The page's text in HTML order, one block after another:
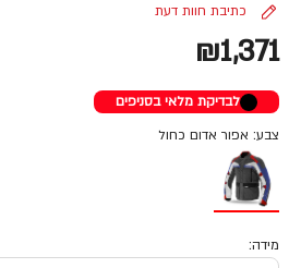
כתיבת חוות דעת
₪1,371
לבדיקת מלאי בסניפים
צבע: אפור אדום כחול
מידה: